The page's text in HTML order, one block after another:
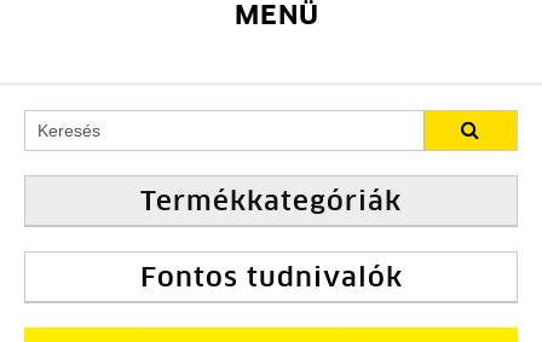
MENÜ
Termékkategóriák
Fontos tudnivalók